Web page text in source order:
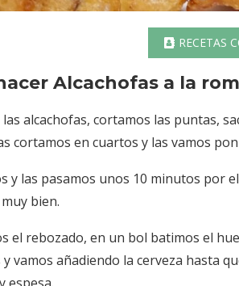
RECETAS
Alcachofas a la
alcachofas, cortamos las puntas,
cortamos en cuartos y las vamos
y las pasamos unos 10 minutos por
bien.
el rebozado, en un bol batimos el
y vamos añadiendo la cerveza hasta